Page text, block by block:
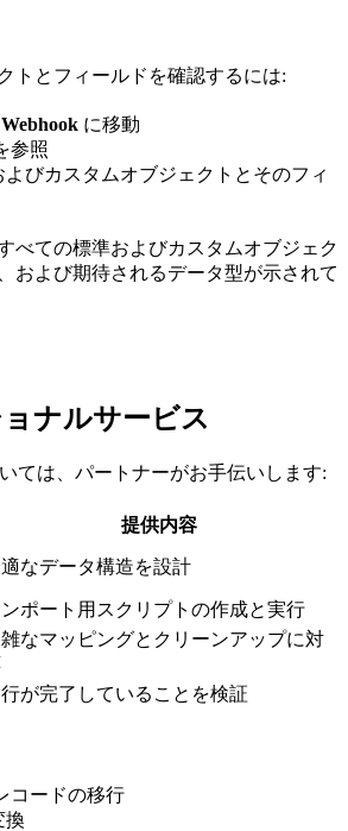
トとフィールドを確認するには:
に移動
参照
びカスタムオブジェクトとそのフィ
べての標準およびカスタムオブジェク
および期待されるデータ型が示されて
ナルサービス
ては、パートナーがお手伝いします:
提供内容
なデータ構造を設計
ポート用スクリプトの作成と実行
なマッピングとクリーンアップに対
が完了していることを検証
コードの移行
換